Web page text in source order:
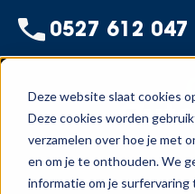
Deze website slaat cookies
Deze cookies worden
verzamelen over hoe je met
en om je te onthouden. We
informatie om je
0527 612 047